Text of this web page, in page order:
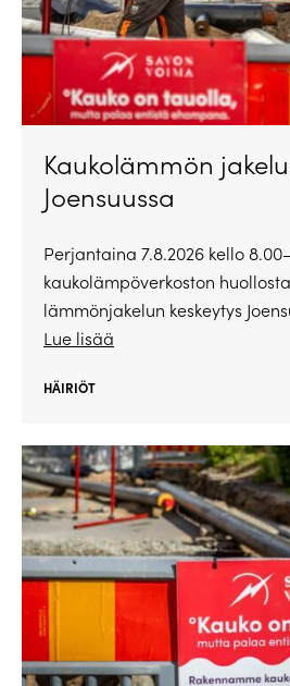
Kaukolämmön
Joensuussa
Perjantaina 7.8.2026 kello
kaukolämpöverkoston
lämmönjakelun keskeytys
Lue lisää
HÄIRIÖT